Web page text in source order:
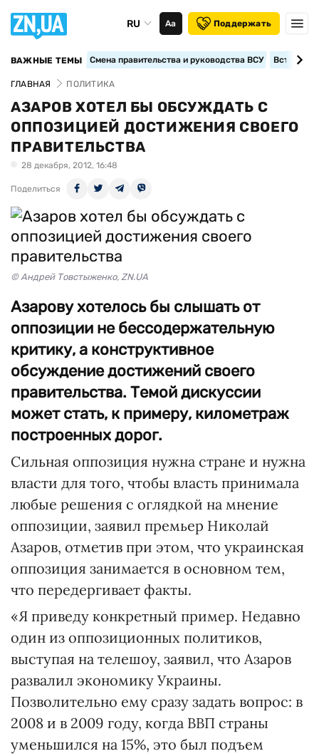
RU Аа Поддержать
ВАЖНЫЕ ТЕМЫ Смена правительства и руководства ВСУ
ГЛАВНАЯ ПОЛИТИКА
АЗАРОВ ХОТЕЛ БЫ ОБСУЖДАТЬ С
ОППОЗИЦИЕЙ ДОСТИЖЕНИЯ СВОЕГО
ПРАВИТЕЛЬСТВА
28 декабря, 2012, 16:48
Поделиться
© Андрей Товстыженко, ZN.UA
Азарову хотелось бы слышать от
оппозиции не бессодержательную
критику, а конструктивное
обсуждение достижений своего
правительства. Темой дискуссии
может стать, к примеру, километраж
построенных дорог.
Сильная оппозиция нужна стране и нужна
власти для того, чтобы власть принимала
любые решения с оглядкой на мнение
оппозиции, заявил премьер Николай
Азаров, отметив при этом, что украинская
оппозиция занимается в основном тем,
что передергивает факты.
«Я приведу конкретный пример. Недавно
один из оппозиционных политиков,
выступая на телешоу, заявил, что Азаров
развалил экономику Украины.
Позволительно ему сразу задать вопрос: в
2008 и в 2009 году, когда ВВП страны
уменьшился на 15%, это был подъем